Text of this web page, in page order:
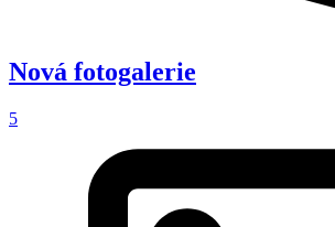
Nová fotogalerie
5